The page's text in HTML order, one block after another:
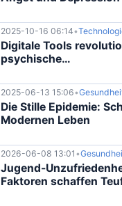
2025-10-16 06:14•
Digitale Tools
psychische
2025-06-13 15:06•
Die Stille Epidemie:
Modernen Leben
2026-06-08 13:01 •
Jugend-
Faktoren schaffen